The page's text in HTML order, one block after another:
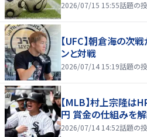
2026/07/15 15:55話題の
【UFC】朝倉海の次
ンと対戦
2026/07/14 15:19話題の
【MLB】村上宗隆は
円 賞金の仕組みを
2026/07/14 14:52話題の